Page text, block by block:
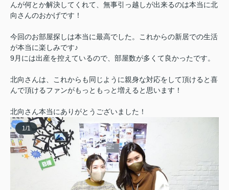
んが何とか解決してくれて、無事引っ越しが出来るのは本当に北
向さんのおかげです！
今回のお部屋探しは本当に最高でした。これからの新居での生活
が本当に楽しみです♪
9月には出産を控えているので、部屋数が多くて良かったです。
北向さんは、これからも同じように親身な対応をして頂けると喜
んで頂けるファンがもっともっと増えると思います！
北向さん本当にありがとうございました！
1/1